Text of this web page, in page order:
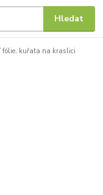
Hledat
fólie, kuřata na kraslici